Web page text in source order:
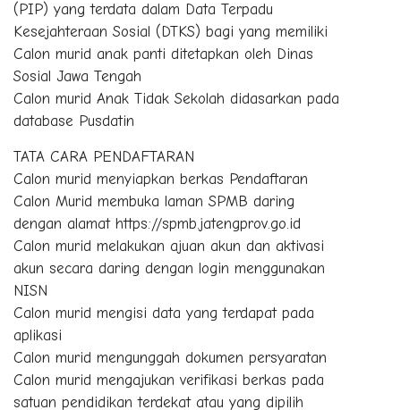
(PIP) yang terdata dalam Data Terpadu
Kesejahteraan Sosial (DTKS) bagi yang memiliki
Calon murid anak panti ditetapkan oleh Dinas
Sosial Jawa Tengah
Calon murid Anak Tidak Sekolah didasarkan pada
database Pusdatin
TATA CARA PENDAFTARAN
Calon murid menyiapkan berkas Pendaftaran
Calon Murid membuka laman SPMB daring
dengan alamat https://spmb.jatengprov.go.id
Calon murid melakukan ajuan akun dan aktivasi
akun secara daring dengan login menggunakan
NISN
Calon murid mengisi data yang terdapat pada
aplikasi
Calon murid mengunggah dokumen persyaratan
Calon murid mengajukan verifikasi berkas pada
satuan pendidikan terdekat atau yang dipilih